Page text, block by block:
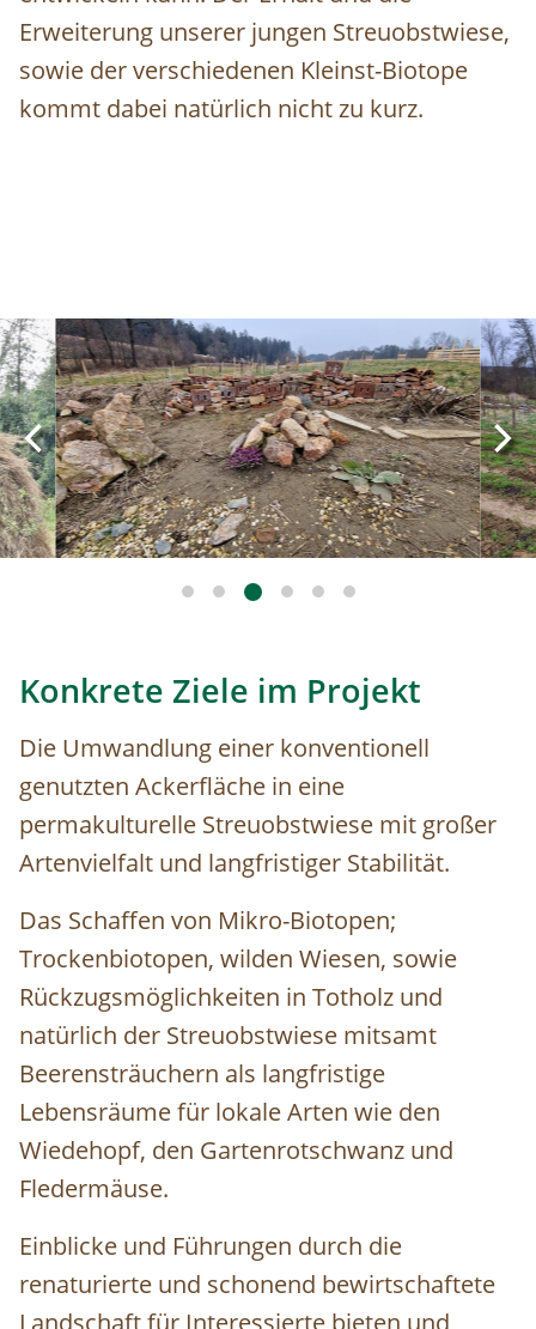
Erweiterung unserer jungen Streuobstwiese,
sowie der verschiedenen Kleinst-Biotope
kommt dabei natürlich nicht zu kurz.
Image
Konkrete Ziele im Projekt
Die Umwandlung einer konventionell
genutzten Ackerfläche in eine
permakulturelle Streuobstwiese mit großer
Artenvielfalt und langfristiger Stabilität.
Das Schaffen von Mikro-Biotopen;
Trockenbiotopen, wilden Wiesen, sowie
Rückzugsmöglichkeiten in Totholz und
natürlich der Streuobstwiese mitsamt
Beerensträuchern als langfristige
Lebensräume für lokale Arten wie den
Wiedehopf, den Gartenrotschwanz und
Fledermäuse.
Einblicke und Führungen durch die
renaturierte und schonend bewirtschaftete